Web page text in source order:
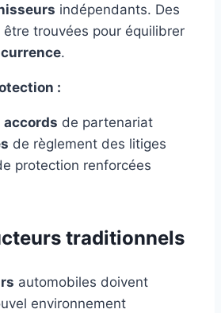
indépendants. Des
trouvées pour équilibrer
.
:
accords de partenariat
de règlement des litiges
protection renforcées
traditionnels
automobiles doivent
environnement